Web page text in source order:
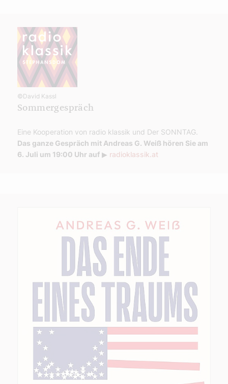
©David Kassl
Sommergespräch
Eine Kooperation von radio klassik und Der SONNTAG.
Das ganze Gespräch mit Andreas G. Weiß hören Sie am
6. Juli um 19:00 Uhr auf ▶ radioklassik.at